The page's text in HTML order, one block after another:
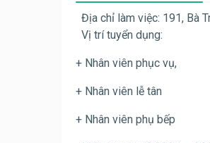
Địa chỉ làm việc: 191, Bà
Vị trí tuyển dụng:
+ Nhân viên phục vụ,
+ Nhân viên lễ tân
+ Nhân viên phụ bếp